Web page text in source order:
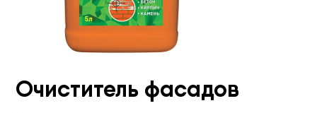
Очиститель фасадов